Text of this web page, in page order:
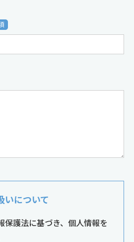
いについて
保護法に基づき、個人情報を